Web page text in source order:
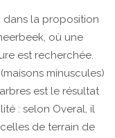
dans la proposition
où une
est recherchée.
minuscules)
est le résultat
: selon Overal, il
de terrain de